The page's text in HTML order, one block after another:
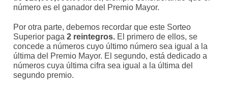
número es el ganador del Premio Mayor.
Por otra parte, debemos recordar que este Sorteo
Superior paga2 reintegros. El primero de ellos, se
concede a números cuyo último número sea igual a la
última del Premio Mayor. El segundo, está dedicado a
números cuya última cifra sea igual a la última del
segundo premio.